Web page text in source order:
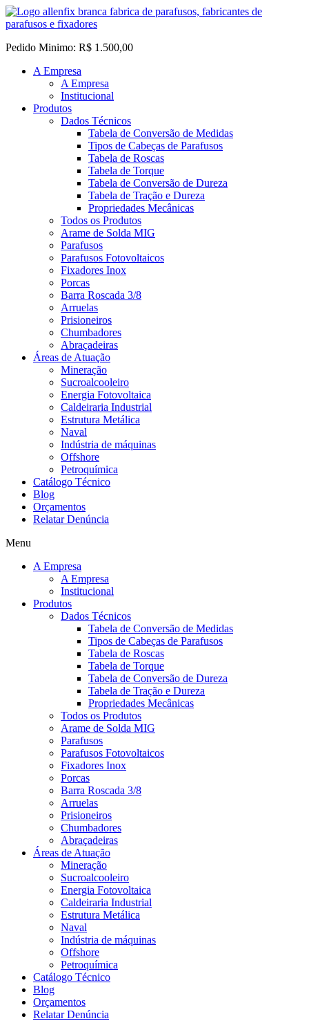
Pedido Minimo: R$ 1.500,00
A Empresa
A Empresa
Institucional
Produtos
Dados Técnicos
Tabela de Conversão de Medidas
Tipos de Cabeças de Parafusos
Tabela de Roscas
Tabela de Torque
Tabela de Conversão de Dureza
Tabela de Tração e Dureza
Propriedades Mecânicas
Todos os Produtos
Arame de Solda MIG
Parafusos
Parafusos Fotovoltaicos
Fixadores Inox
Porcas
Barra Roscada 3/8
Arruelas
Prisioneiros
Chumbadores
Abraçadeiras
Áreas de Atuação
Mineração
Sucroalcooleiro
Energia Fotovoltaica
Caldeiraria Industrial
Estrutura Metálica
Naval
Indústria de máquinas
Offshore
Petroquímica
Catálogo Técnico
Blog
Orçamentos
Relatar Denúncia
Menu
A Empresa
A Empresa
Institucional
Produtos
Dados Técnicos
Tabela de Conversão de Medidas
Tipos de Cabeças de Parafusos
Tabela de Roscas
Tabela de Torque
Tabela de Conversão de Dureza
Tabela de Tração e Dureza
Propriedades Mecânicas
Todos os Produtos
Arame de Solda MIG
Parafusos
Parafusos Fotovoltaicos
Fixadores Inox
Porcas
Barra Roscada 3/8
Arruelas
Prisioneiros
Chumbadores
Abraçadeiras
Áreas de Atuação
Mineração
Sucroalcooleiro
Energia Fotovoltaica
Caldeiraria Industrial
Estrutura Metálica
Naval
Indústria de máquinas
Offshore
Petroquímica
Catálogo Técnico
Blog
Orçamentos
Relatar Denúncia